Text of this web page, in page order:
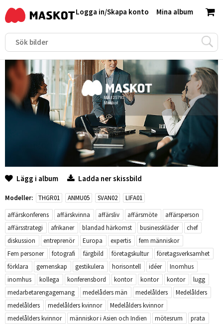
Mina album
Logga in/Skapa konto
Lägg i album Ladda ner skissbild
Modeller: THGR01 ANMU05 SVAN02
LIFA01
affärskonferens
affärskvinna affärsliv affärsmöte
affärsperson
affärsstrategi
afrikaner blandad härkomst businesskläder
chef
diskussion
entreprenör Europa expertis
fem människor
Fem personer
fotografi färgbild företagskultur
företagsverksamhet
förklara
gemenskap gestikulera horisontell idéer
Inomhus
inomhus
kollega konferensbord kontor kontor kontor
lugg
medarbetarengagemang
medelåders män medelålders
Medelålders
medelålders
medelålders kvinnor
Medelålders kvinnor
medelålders kvinnor
människor i Asien och Indien mötesrum
prata